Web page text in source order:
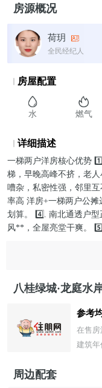
房源概况
荷玥
全民经纪人
房屋配置
水 燃气
详细描述
一梯两户洋房核心优势
梯，早晚高峰不挤，老
嘈杂，私密性强，邻里
率高 洋房+一梯两户公
划算。 4️⃣. 南北通透户
风**，全屋亮堂干爽。
住户素质整体偏高，小
流户型，转手好卖、溢
八桂绿城·龙庭水
参考
在售房
建筑
周边配套